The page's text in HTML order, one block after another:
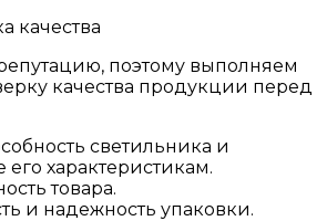
качества
поэтому выполняем
качества продукции перед
светильника и
его характеристикам.
товара.
и надежность упаковки.